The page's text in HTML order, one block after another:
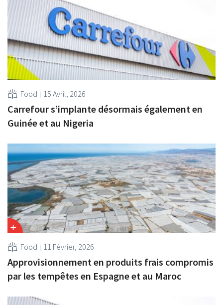
Food 15 Avril, 2026
Carrefour s’implante désormais également en
Guinée et au Nigeria
Food 11 Février, 2026
Approvisionnement en produits frais compromis
par les tempêtes en Espagne et au Maroc